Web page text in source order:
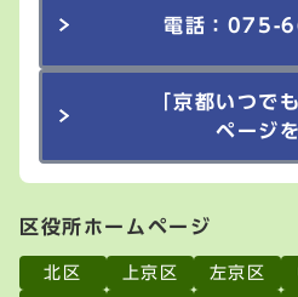
電話：075-
「京都いつで
ページ
区役所ホームページ
北区 上京区 左京区